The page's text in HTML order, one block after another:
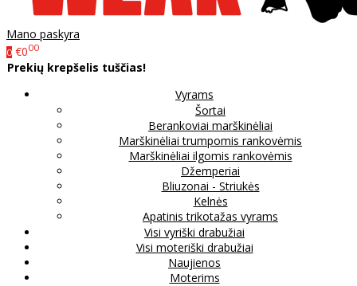
Mano paskyra
0 €000
Prekių krepšelis tuščias!
Vyrams
Šortai
Berankoviai marškinėliai
Marškinėliai trumpomis rankovėmis
Marškinėliai ilgomis rankovėmis
Džemperiai
Bliuzonai - Striukės
Kelnės
Apatinis trikotažas vyrams
Visi vyriški drabužiai
Visi moteriški drabužiai
Naujienos
Moterims